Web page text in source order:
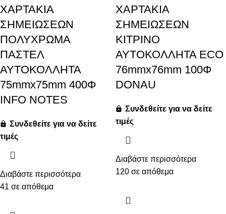
ΧΑΡΤΑΚΙΑ
ΣΗΜΕΙΩΣΕΩΝ
ΠΟΛΥΧΡΩΜΑ
ΠΑΣΤΕΛ
ΑΥΤΟΚΟΛΛΗΤΑ
75mmx75mm 400Φ
INFO NOTES
Συνδεθείτε για να δείτε
τιμές
Διαβάστε περισσότερα
41 σε απόθεμα
ΧΑΡΤΑΚΙΑ
ΣΗΜΕΙΩΣΕΩΝ
ΚΙΤΡΙΝΟ
ΑΥΤΟΚΟΛΛΗΤΑ ECO
76mmx76mm 100Φ
DONAU
Συνδεθείτε για να δείτε
τιμές
Διαβάστε περισσότερα
120 σε απόθεμα